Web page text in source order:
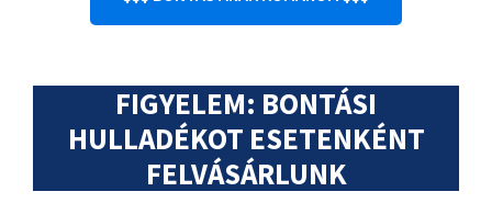
FIGYELEM: BONTÁSI
HULLADÉKOT ESETENKÉNT
FELVÁSÁRLUNK